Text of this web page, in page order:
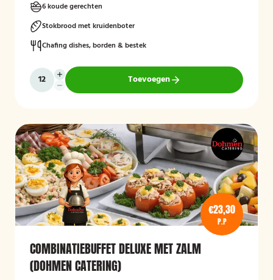
6 koude gerechten
Stokbrood met kruidenboter
Chafing dishes, borden & bestek
Toevoegen
€23,30
P.P
COMBINATIEBUFFET DELUXE MET ZALM
(DOHMEN CATERING)